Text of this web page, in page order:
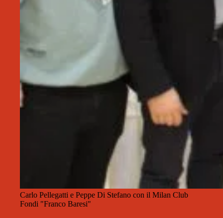
Carlo Pellegatti e Peppe Di Stefano con il Milan Club
Fondi "Franco Baresi"